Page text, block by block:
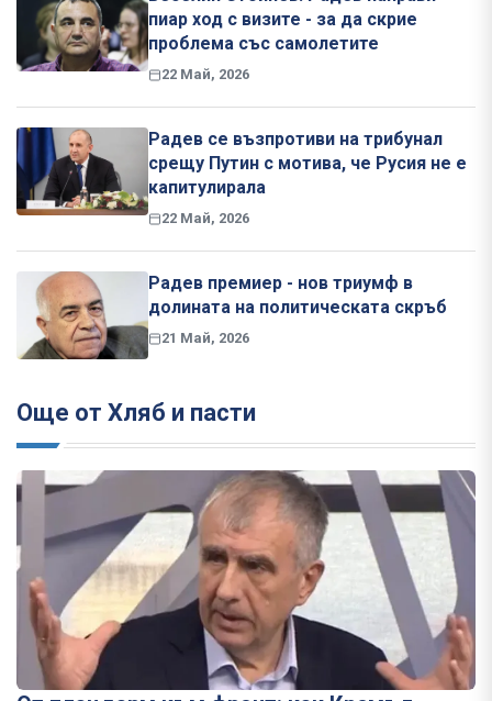
пиар ход с визите - за да скрие
проблема със самолетите
22 Май, 2026
Радев се възпротиви на трибунал
срещу Путин с мотива, че Русия не е
капитулирала
22 Май, 2026
Радев премиер - нов триумф в
долината на политическата скръб
21 Май, 2026
Още от Хляб и пасти